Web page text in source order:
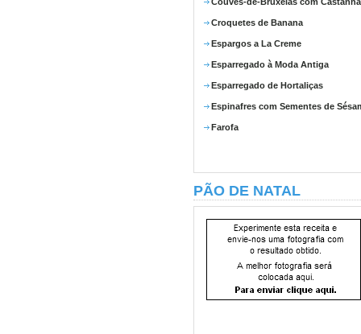
Croquetes de Banana
Espargos a La Creme
Esparregado à Moda Antiga
Esparregado de Hortaliças
Espinafres com Sementes de
Farofa
PÃO DE NATAL